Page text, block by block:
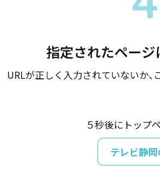
指定されたページ
URLが正しく入力されていないか、
５秒後にトップ
テレビ静